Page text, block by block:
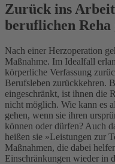
Zurück ins
beruflichen Reha
Nach einer Herzoperation
Maßnahme. Im Idealfall
körperliche Verfassung
Berufsleben zurückkehren.
eingeschränkt, ist ihnen die
nicht möglich. Wie kann es
gehen, wenn sie ihren
können oder dürfen? Auch
heißen sie »Leistungen zur
Maßnahmen, die dabei
Einschränkungen wieder in